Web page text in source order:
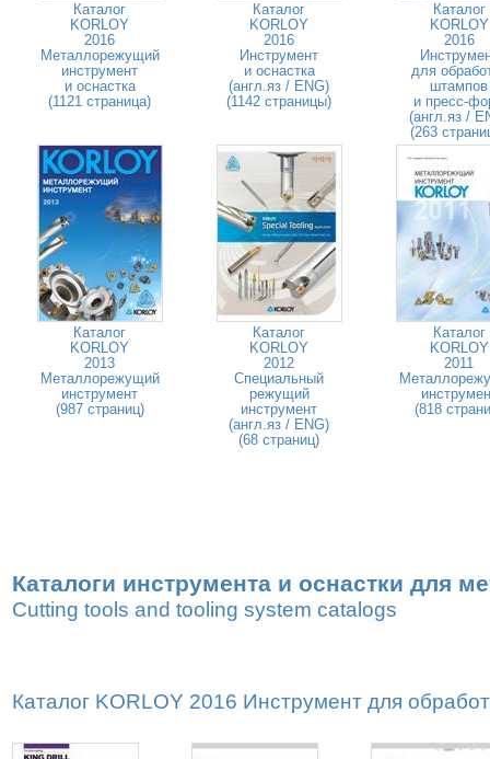
Каталог
KORLOY
2016
Металлорежущий
инструмент
и оснастка
(1121 страница)
Каталог
KORLOY
2016
Инструмент
и оснастка
(англ.яз / ENG)
(1142 страницы)
Каталог
KORLOY
2016
для
штампов
и пресс-
(англ.яз /
(263
Каталог
KORLOY
2013
Металлорежущий
инструмент
(987 страниц)
Каталог
KORLOY
2012
Специальный
режущий
инструмент
(англ.яз / ENG)
(68 страниц)
Каталог
KORLOY
2011
(818
Каталоги инструмента и оснастки для
Cutting tools and tooling system catalogs
Каталог KORLOY 2016 Инструмент для